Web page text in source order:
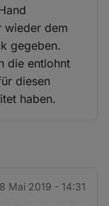
wieder dem
gegeben.
die entlohnt
diesen
haben.
Mai 2019 - 14:31